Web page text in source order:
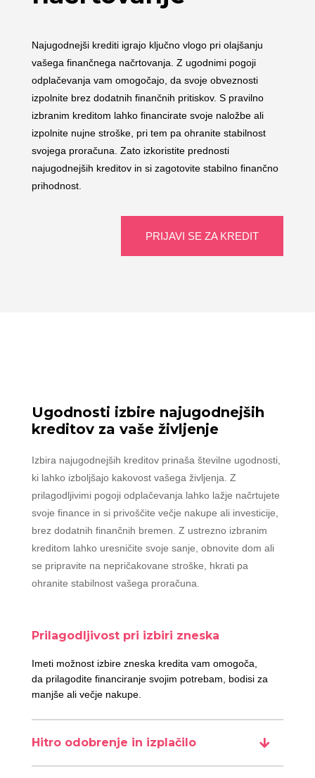
Najugodnejši krediti igrajo ključno vlogo pri olajšanju
vašega finančnega načrtovanja. Z ugodnimi pogoji
odplačevanja vam omogočajo, da svoje obveznosti
izpolnite brez dodatnih finančnih pritiskov. S pravilno
izbranim kreditom lahko financirate svoje naložbe ali
izpolnite nujne stroške, pri tem pa ohranite stabilnost
svojega proračuna. Zato izkoristite prednosti
najugodnejših kreditov in si zagotovite stabilno finančno
prihodnost.
PRIJAVI SE ZA KREDIT
Ugodnosti izbire najugodnejših
kreditov za vaše življenje
Izbira najugodnejših kreditov prinaša številne ugodnosti,
ki lahko izboljšajo kakovost vašega življenja. Z
prilagodljivimi pogoji odplačevanja lahko lažje načrtujete
svoje finance in si privoščite večje nakupe ali investicije,
brez dodatnih finančnih bremen. Z ustrezno izbranim
kreditom lahko uresničite svoje sanje, obnovite dom ali
se pripravite na nepričakovane stroške, hkrati pa
ohranite stabilnost vašega proračuna.
Prilagodljivost pri izbiri zneska
Imeti možnost izbire zneska kredita vam omogoča,
da prilagodite financiranje svojim potrebam, bodisi za
manjše ali večje nakupe.
Hitro odobrenje in izplačilo